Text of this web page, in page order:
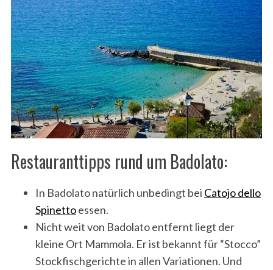
Restauranttipps rund um Badolato:
In Badolato natürlich unbedingt bei Catojo dello
Spinettoessen.
Nicht weit von Badolato entfernt liegt der
kleine Ort Mammola. Er ist bekannt für “Stocco”
Stockfischgerichte in allen Variationen. Und